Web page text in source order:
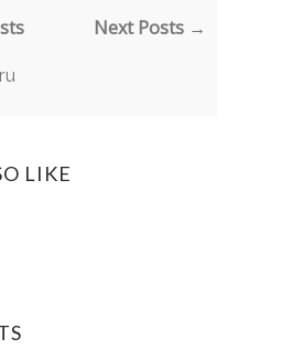
Next Posts →
LIKE